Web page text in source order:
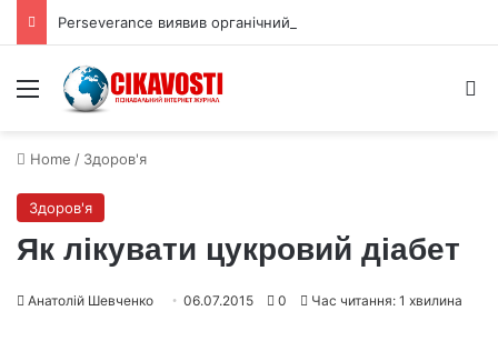
Menu
Home / Здоров'я
Здоров'я
Як лікувати цукровий діабет
Анатолій Шевченко 06.07.2015 0 Час читання: 1 хвилина